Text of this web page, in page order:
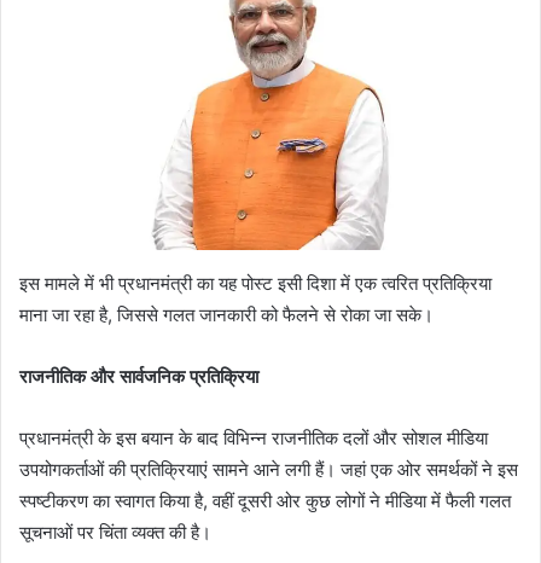
इस मामले में भी प्रधानमंत्री का यह पोस्ट इसी दिशा में एक त्वरित प्रतिक्रिया
माना जा रहा है, जिससे गलत जानकारी को फैलने से रोका जा सके।
राजनीतिक और सार्वजनिक प्रतिक्रिया
प्रधानमंत्री के इस बयान के बाद विभिन्न राजनीतिक दलों और सोशल मीडिया
उपयोगकर्ताओं की प्रतिक्रियाएं सामने आने लगी हैं। जहां एक ओर समर्थकों ने इस
स्पष्टीकरण का स्वागत किया है, वहीं दूसरी ओर कुछ लोगों ने मीडिया में फैली गलत
सूचनाओं पर चिंता व्यक्त की है।